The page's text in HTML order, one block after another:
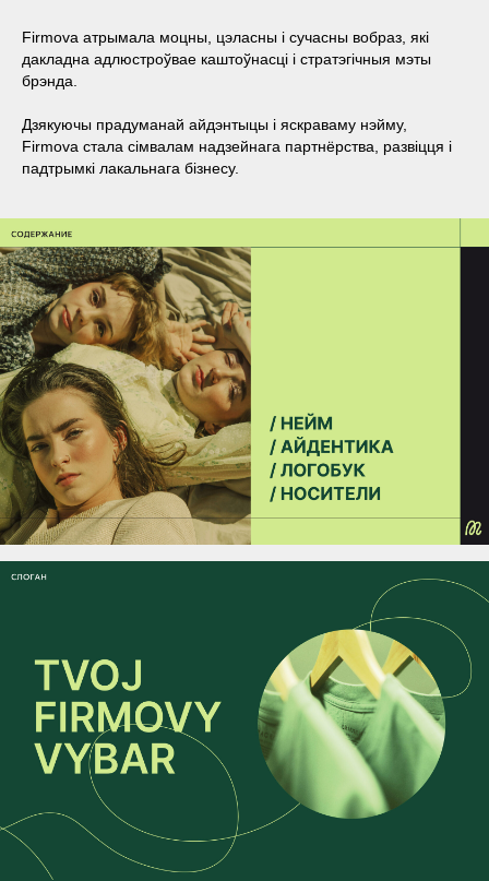
Firmova атрымала моцны, цэласны і сучасны вобраз, які
дакладна адлюстроўвае каштоўнасці і стратэгічныя мэты
брэнда.
Дзякуючы прадуманай айдэнтыцы і яскраваму нэйму,
Firmova стала сімвалам надзейнага партнёрства, развіцця і
падтрымкі лакальнага бізнесу.